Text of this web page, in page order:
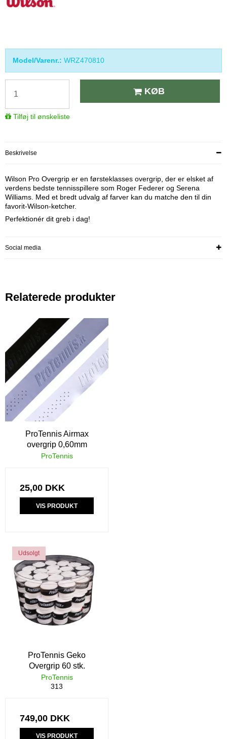
Model/Varenr.: WRZ470810
KØB
Tilføj til ønskeliste
Beskrivelse
Wilson Pro Overgrip er en førsteklasses overgrip, der er elsket af
verdens bedste tennisspillere som Roger Federer og Serena
Williams. Med et bredt udvalg af farver kan du matche den til din
favorit-Wilson-ketcher.
Perfektionér dit greb i dag!
Social media
Relaterede produkter
ProTennis Airmax
overgrip 0,60mm
ProTennis
25,00 DKK
VIS PRODUKT
Udsolgt
ProTennis Geko
Overgrip 60 stk.
ProTennis
313
749,00 DKK
VIS PRODUKT